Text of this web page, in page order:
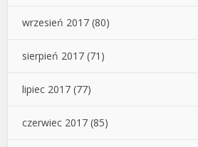
wrzesień 2017 (80)
sierpień 2017 (71)
lipiec 2017 (77)
czerwiec 2017 (85)